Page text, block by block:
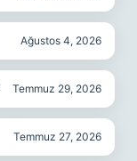
Ağustos 4, 2026
Temmuz 29, 2026
Temmuz 27, 2026